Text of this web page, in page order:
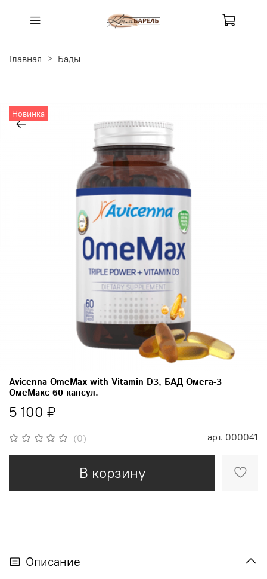
Главная Бады
Новинка
(0) арт. 000041
Avicenna OmeMax with Vitamin D3, БАД Омега-3
ОмеМакс 60 капсул.
5 100 ₽
В корзину
Описание